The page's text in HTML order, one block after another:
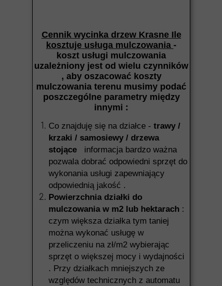
Cennik wycinka drzew Krasne Ile
kosztuje usługa mulczowania -
koszt usługi mulczowania
uzależniony jest od wielu czynników
, aby oszacować koszty
mulczowania terenu musimy podać
poszczególne parametry między
innymi :
Co znajduję się na działce - trawy /
krzaki / samosiewy / drzewa
stojące informacja bardzo ważna
pozwala dobrać odpowiedni sprzęt do
wykonania usługi zapewniający
odpowiednią jakość .
Powierzchnia działki do
mulczowania w m2 lub hektarach :
czym większa działka tym taniej
można wykonać usługę w
przeliczeniu na zł/m2 wybierając
sprzęt o większej mocy i wydajności
. Przy działkach mniejszych ze
względów technicznych z automatu